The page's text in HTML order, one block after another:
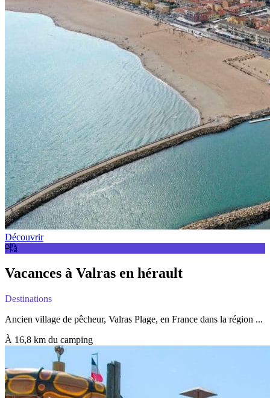
Découvrir
Vacances à Valras en hérault
Destinations
Ancien village de pêcheur, Valras Plage, en France dans la région ...
À 16,8 km du camping